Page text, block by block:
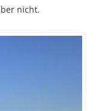
nicht.